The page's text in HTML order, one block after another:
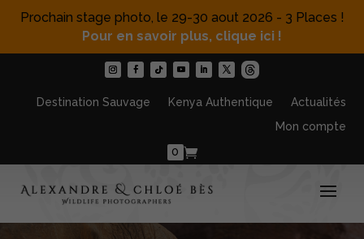
Prochain stage photo, le 29-30 aout 2026 - 3 Places !
Pour en savoir plus, clique ici !
Destination Sauvage Kenya Authentique
Actualités
Mon compte
0